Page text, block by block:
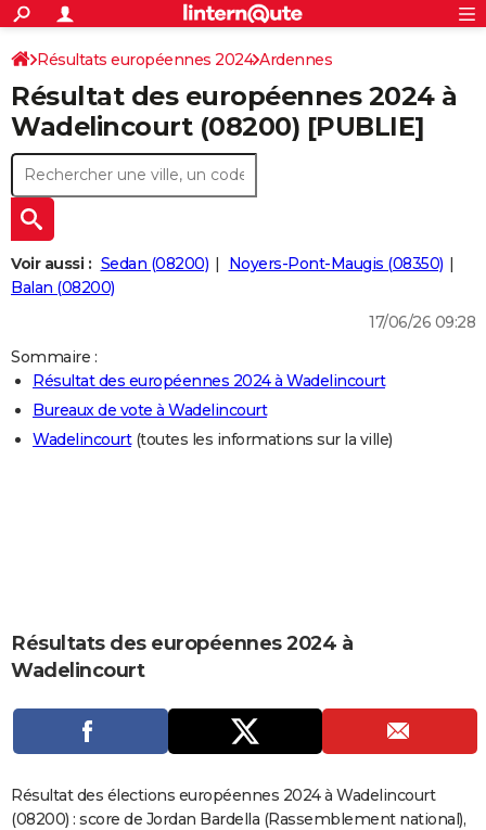
ACTUALITÉS
Politique
Société
Faits Divers
Education
Monde
Villes
+
SPORT
Coupe du monde 2026
Football
Tennis
Cyclisme
Rugby
Forum
CULTURE
Programme TV
TNT
Streaming
Cinéma
Sorties cinéma
Musique
+
FINANCE
Retraite
Impôts
Epargne
Immobilier
Risques naturels par ville
Banque
Assurance
Crédit
AUTO
Essais
Réserver un essai
Citadines
Berlines
SUV
Forum auto
+
HIGH-TECH
Mobiles
Meilleur smartphone
Internet
Ordinateurs
Jeux vidéo
Guide high-tech
+
BRICOLAGE
Guides de France
Escapades
Patrimoine
Expositions
Musées
Week-end nature
LIFESTYLE
Art de vivre
Bien-être
Loisirs
Mode
Modes de vie
CARTE DE VOEUX
Carte de Noël
Carte Bonne année
Carte Saint-Valentin
Carte Pâques
Carte d'anniversaire
Dictionnaire
Biographies
Expressions
Proverbes
PROGRAMME TV
S'inscrire
Se connecter
Lycées
Collèges
Primaires
Universités
Entreprises
Service militaire
Avis de recherche
AVIS DE DÉCÈS
S'inscrire
Connexion
Résultats européennes 2024 Ardennes
Résultat des européennes 2024 à
Wadelincourt (08200) [PUBLIE]
Voir aussi : Sedan (08200)
Noyers-Pont-Maugis (08350)
Balan (08200)
17/06/26 09:28
Sommaire :
Résultat des européennes 2024 à Wadelincourt
Bureaux de vote à Wadelincourt
Wadelincourt(toutes les informations sur la ville)
Résultats des européennes 2024 à
Wadelincourt
Résultat des élections européennes 2024 à Wadelincourt
(08200) : score de Jordan Bardella (Rassemblement national),